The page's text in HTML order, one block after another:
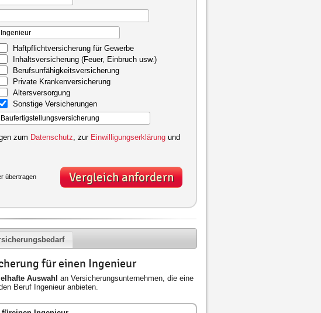
Haftpflichtversicherung für Gewerbe
Inhaltsversicherung (Feuer, Einbruch usw.)
Berufsunfähigkeitsversicherung
Private Krankenversicherung
Altersversorgung
Sonstige Versicherungen
zum Datenschutz , zur Einwilligungserklärung und
übertragen Vergleich anfordern
für einen Ingenieur
Auswahl an Versicherungsunternehmen, die eine
Beruf Ingenieur anbieten.